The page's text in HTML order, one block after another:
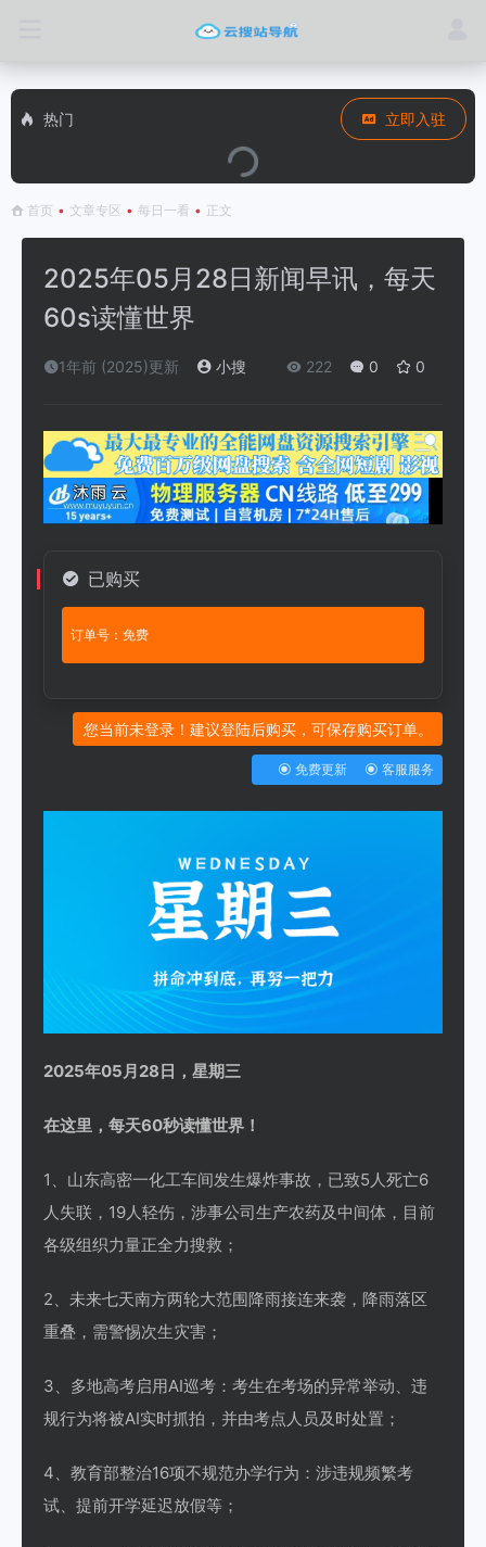
热门 立即入驻
首页 • 文章专区 • 每日一看 • 正文
2025年05月28日新闻早讯，每天
60s读懂世界
1年前 (2025)更新 小搜 222 0 0
已购买
订单号：免费
您当前未登录！建议登陆后购买，可保存购买订单。
免费更新 客服服务
2025年05月28日，星期三
在这里，每天60秒读懂世界！
1、山东高密一化工车间发生爆炸事故，已致5人死亡6
人失联，19人轻伤，涉事公司生产农药及中间体，目前
各级组织力量正全力搜救；
2、未来七天南方两轮大范围降雨接连来袭，降雨落区
重叠，需警惕次生灾害；
3、多地高考启用AI巡考：考生在考场的异常举动、违
规行为将被AI实时抓拍，并由考点人员及时处置；
4、教育部整治16项不规范办学行为：涉违规频繁考
试、提前开学延迟放假等；